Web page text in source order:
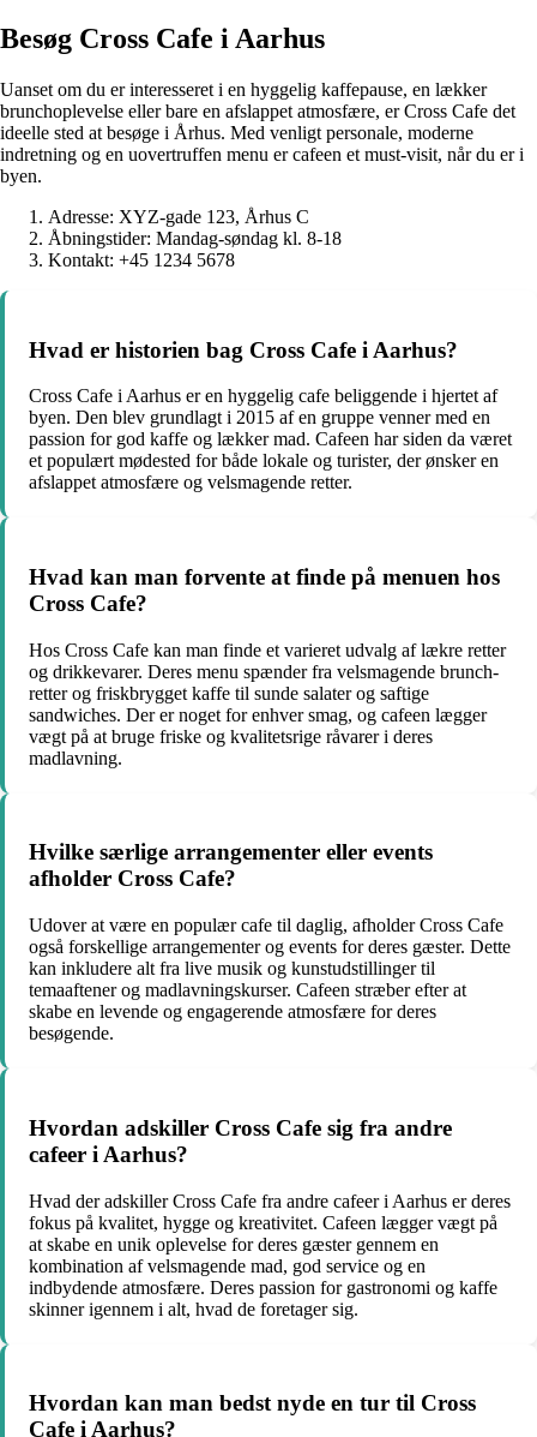
Besøg Cross Cafe i Aarhus
Uanset om du er interesseret i en hyggelig kaffepause, en lækker
brunchoplevelse eller bare en afslappet atmosfære, er Cross Cafe det
ideelle sted at besøge i Århus. Med venligt personale, moderne
indretning og en uovertruffen menu er cafeen et must-visit, når du er i
byen.
Adresse: XYZ-gade 123, Århus C
Åbningstider: Mandag-søndag kl. 8-18
Kontakt: +45 1234 5678
Hvad er historien bag Cross Cafe i Aarhus?
Cross Cafe i Aarhus er en hyggelig cafe beliggende i hjertet af
byen. Den blev grundlagt i 2015 af en gruppe venner med en
passion for god kaffe og lækker mad. Cafeen har siden da været
et populært mødested for både lokale og turister, der ønsker en
afslappet atmosfære og velsmagende retter.
Hvad kan man forvente at finde på menuen hos
Cross Cafe?
Hos Cross Cafe kan man finde et varieret udvalg af lækre retter
og drikkevarer. Deres menu spænder fra velsmagende brunch-
retter og friskbrygget kaffe til sunde salater og saftige
sandwiches. Der er noget for enhver smag, og cafeen lægger
vægt på at bruge friske og kvalitetsrige råvarer i deres
madlavning.
Hvilke særlige arrangementer eller events
afholder Cross Cafe?
Udover at være en populær cafe til daglig, afholder Cross Cafe
også forskellige arrangementer og events for deres gæster. Dette
kan inkludere alt fra live musik og kunstudstillinger til
temaaftener og madlavningskurser. Cafeen stræber efter at
skabe en levende og engagerende atmosfære for deres
besøgende.
Hvordan adskiller Cross Cafe sig fra andre
cafeer i Aarhus?
Hvad der adskiller Cross Cafe fra andre cafeer i Aarhus er deres
fokus på kvalitet, hygge og kreativitet. Cafeen lægger vægt på
at skabe en unik oplevelse for deres gæster gennem en
kombination af velsmagende mad, god service og en
indbydende atmosfære. Deres passion for gastronomi og kaffe
skinner igennem i alt, hvad de foretager sig.
Hvordan kan man bedst nyde en tur til Cross
Cafe i Aarhus?